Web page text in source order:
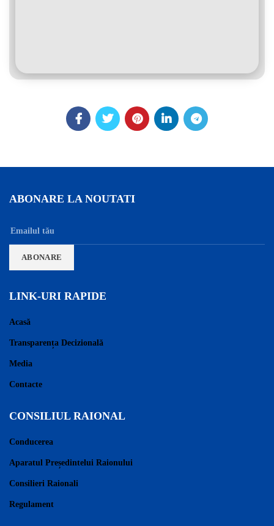
ABONARE LA NOUTATI
LINK-URI RAPIDE
Acasă
Transparența Decizională
Media
Contacte
CONSILIUL RAIONAL
Conducerea
Aparatul Președintelui Raionului
Consilieri Raionali
Regulament